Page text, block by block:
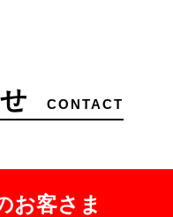
CONTACT
お客さま